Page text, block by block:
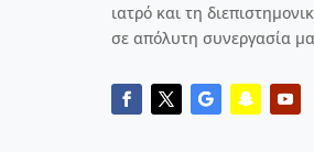
ιατρό και τη
σε απόλυτη συνεργασία